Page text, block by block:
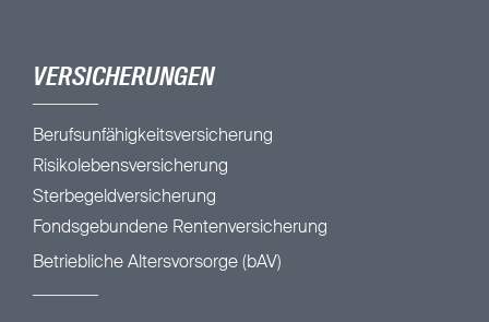
VERSICHERUNGEN
Berufsunfähigkeitsversicherung
Risikolebensversicherung
Sterbegeldversicherung
Fondsgebundene Rentenversicherung
Betriebliche Altersvorsorge (bAV)